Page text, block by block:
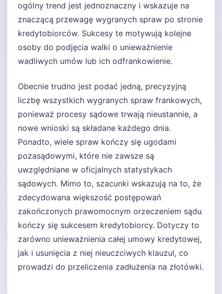
ogólny trend jest jednoznaczny i wskazuje na
znaczącą przewagę wygranych spraw po stronie
kredytobiorców. Sukcesy te motywują kolejne
osoby do podjęcia walki o unieważnienie
wadliwych umów lub ich odfrankowienie.
Obecnie trudno jest podać jedną, precyzyjną
liczbę wszystkich wygranych spraw frankowych,
ponieważ procesy sądowe trwają nieustannie, a
nowe wnioski są składane każdego dnia.
Ponadto, wiele spraw kończy się ugodami
pozasądowymi, które nie zawsze są
uwzględniane w oficjalnych statystykach
sądowych. Mimo to, szacunki wskazują na to, że
zdecydowana większość postępowań
zakończonych prawomocnym orzeczeniem sądu
kończy się sukcesem kredytobiorcy. Dotyczy to
zarówno unieważnienia całej umowy kredytowej,
jak i usunięcia z niej nieuczciwych klauzul, co
prowadzi do przeliczenia zadłużenia na złotówki.